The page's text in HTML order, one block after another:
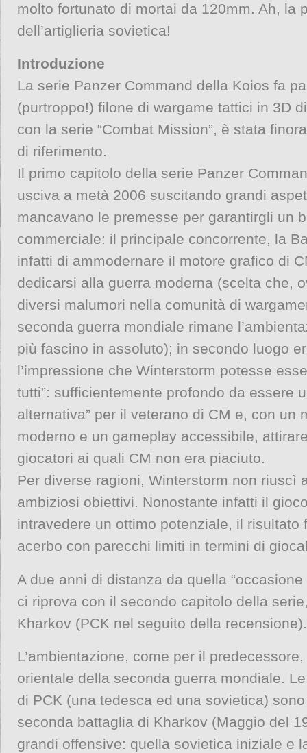
molto fortunato di mortai da 120mm. Ah, la
dell’artiglieria sovietica!
Introduzione
La serie Panzer Command della Koios fa
(purtroppo!) filone di wargame tattici in 3D
con la serie “Combat Mission”, è stata
di riferimento.
Il primo capitolo della serie Panzer
usciva a metà 2006 suscitando grandi
mancavano le premesse per garantirgli un
commerciale: il principale concorrente, la
infatti di ammodernare il motore grafico di
dedicarsi alla guerra moderna (scelta che,
diversi malumori nella comunità di
seconda guerra mondiale rimane
più fascino in assoluto); in secondo luogo
l’impressione che Winterstorm potesse
tutti”: sufficientemente profondo da essere
alternativa” per il veterano di CM e, con un
moderno e un gameplay accessibile,
giocatori ai quali CM non era piaciuto.
Per diverse ragioni, Winterstorm non riuscì
ambiziosi obiettivi. Nonostante infatti il
intravedere un ottimo potenziale, il risultato
acerbo con parecchi limiti in termini di
A due anni di distanza da quella
ci riprova con il secondo capitolo della
Kharkov (PCK nel seguito della recensione).
L’ambientazione, come per il
orientale della seconda guerra mondiale.
di PCK (una tedesca ed una sovietica)
seconda battaglia di Kharkov (Maggio del
grandi offensive: quella sovietica iniziale e